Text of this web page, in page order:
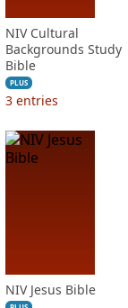
NIV Cultural
Backgrounds Study
Bible
PLUS
3 entries
NIV Jesus Bible